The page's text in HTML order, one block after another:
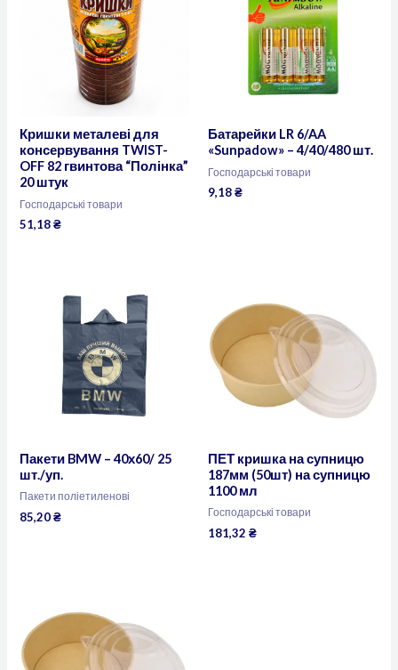
Кришки металеві для
консервування TWIST-
OFF 82 гвинтова “Полінка”
20 штук
Господарські товари
51,18₴
Батарейки LR 6/AA
«Sunpadow» – 4/40/480 шт.
Господарські товари
9,18₴
Пакети BMW – 40х60/ 25
шт./уп.
Пакети поліетиленові
85,20₴
ПЕТ кришка на супницю
187мм (50шт) на супницю
1100 мл
Господарські товари
181,32 ₴